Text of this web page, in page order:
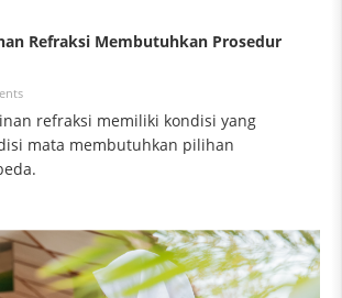
Refraksi Membutuhkan Prosedur
refraksi memiliki kondisi yang
mata membutuhkan pilihan